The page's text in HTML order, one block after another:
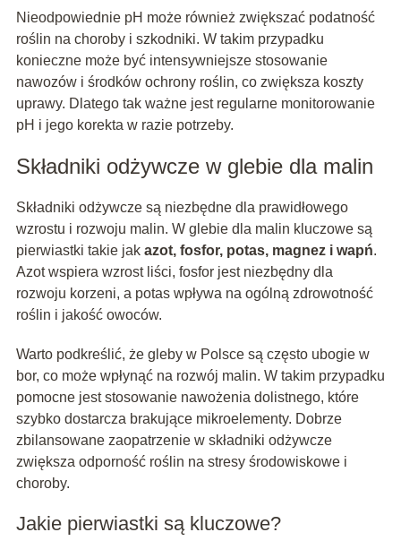
Nieodpowiednie pH może również zwiększać podatność
roślin na choroby i szkodniki. W takim przypadku
konieczne może być intensywniejsze stosowanie
nawozów i środków ochrony roślin, co zwiększa koszty
uprawy. Dlatego tak ważne jest regularne monitorowanie
pH i jego korekta w razie potrzeby.
Składniki odżywcze w glebie dla malin
Składniki odżywcze są niezbędne dla prawidłowego
wzrostu i rozwoju malin. W glebie dla malin kluczowe są
pierwiastki takie jak azot, fosfor, potas, magnez i wapń.
Azot wspiera wzrost liści, fosfor jest niezbędny dla
rozwoju korzeni, a potas wpływa na ogólną zdrowotność
roślin i jakość owoców.
Warto podkreślić, że gleby w Polsce są często ubogie w
bor, co może wpłynąć na rozwój malin. W takim przypadku
pomocne jest stosowanie nawożenia dolistnego, które
szybko dostarcza brakujące mikroelementy. Dobrze
zbilansowane zaopatrzenie w składniki odżywcze
zwiększa odporność roślin na stresy środowiskowe i
choroby.
Jakie pierwiastki są kluczowe?